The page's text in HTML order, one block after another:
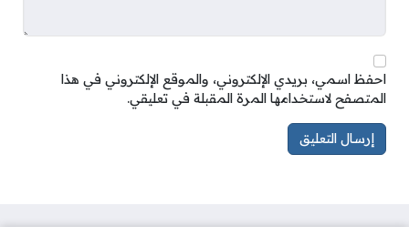
احفظ اسمي، بريدي الإلكتروني، والموقع الإلكتروني في هذا
المتصفح لاستخدامها المرة المقبلة في تعليقي.